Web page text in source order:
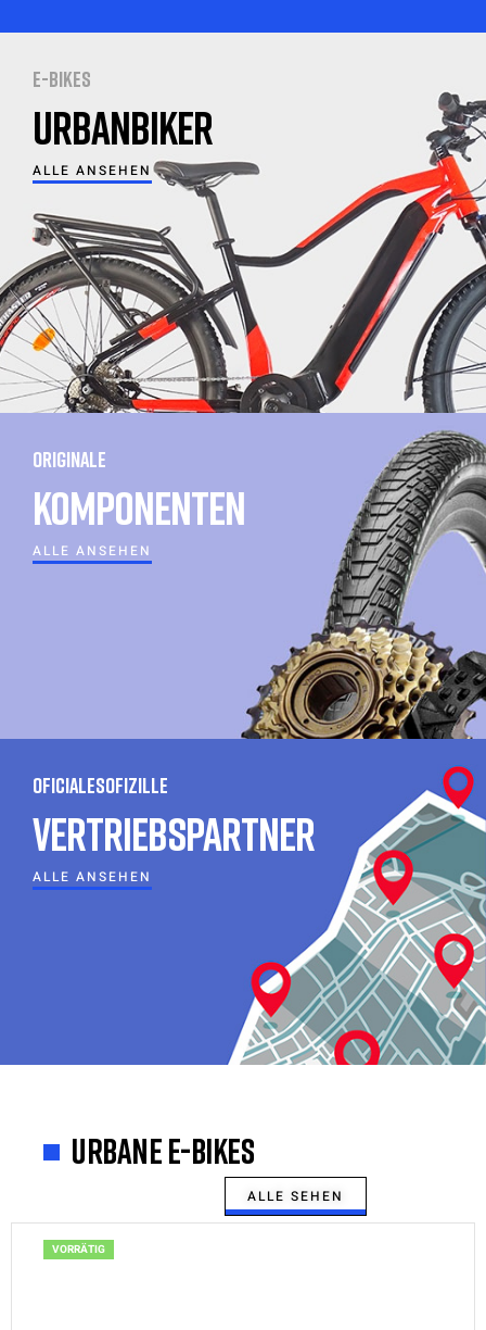
URBANBIKER
E-BIKES
ALLE ANSEHEN
KOMPONENTEN
ORIGINALE
ALLE ANSEHEN
VERTRIEBSPARTNER
OFICIALESOFIZILLE
ALLE ANSEHEN
URBANE E-BIKES
ALLE SEHEN
VORRÄTIG